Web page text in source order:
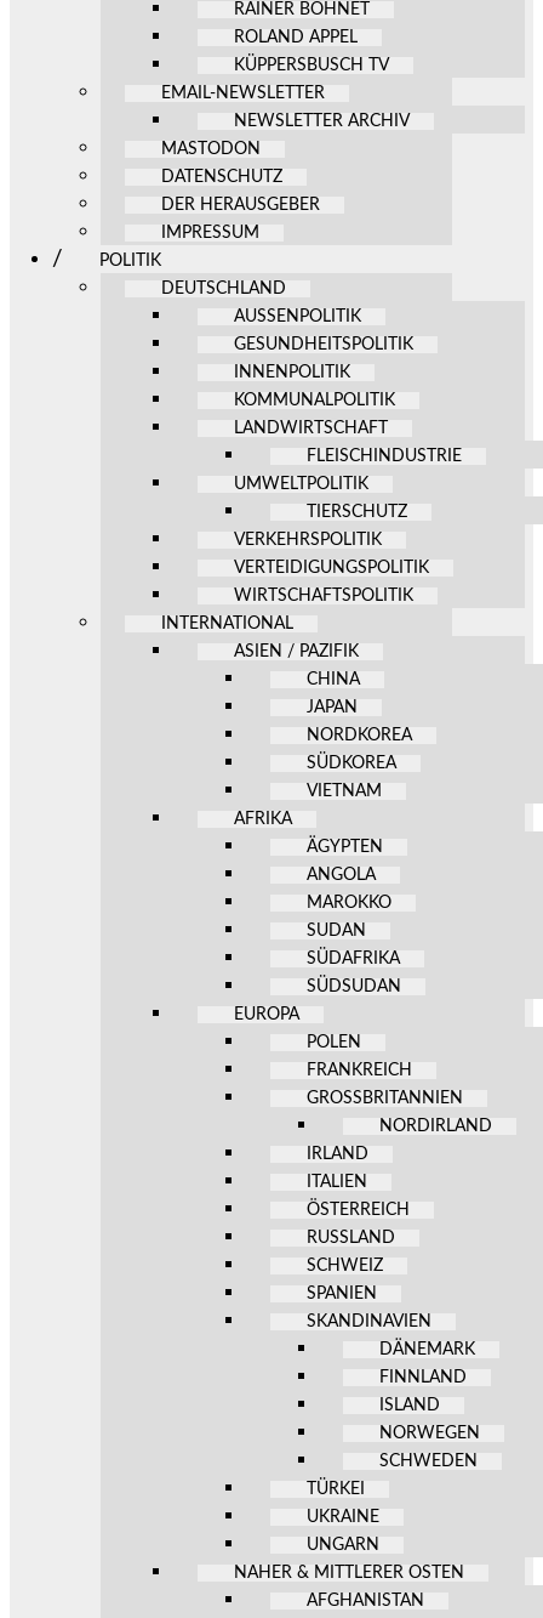
RAINER BOHNET
ROLAND APPEL
KÜPPERSBUSCH TV
EMAIL-NEWSLETTER
NEWSLETTER ARCHIV
MASTODON
DATENSCHUTZ
DER HERAUSGEBER
IMPRESSUM
POLITIK
DEUTSCHLAND
AUSSENPOLITIK
GESUNDHEITSPOLITIK
INNENPOLITIK
KOMMUNALPOLITIK
LANDWIRTSCHAFT
FLEISCHINDUSTRIE
UMWELTPOLITIK
TIERSCHUTZ
VERKEHRSPOLITIK
VERTEIDIGUNGSPOLITIK
WIRTSCHAFTSPOLITIK
INTERNATIONAL
ASIEN / PAZIFIK
CHINA
JAPAN
NORDKOREA
SÜDKOREA
VIETNAM
AFRIKA
ÄGYPTEN
ANGOLA
MAROKKO
SUDAN
SÜDAFRIKA
SÜDSUDAN
EUROPA
POLEN
FRANKREICH
GROSSBRITANNIEN
NORDIRLAND
IRLAND
ITALIEN
ÖSTERREICH
RUSSLAND
SCHWEIZ
SPANIEN
SKANDINAVIEN
DÄNEMARK
FINNLAND
ISLAND
NORWEGEN
SCHWEDEN
TÜRKEI
UKRAINE
UNGARN
NAHER & MITTLERER OSTEN
AFGHANISTAN